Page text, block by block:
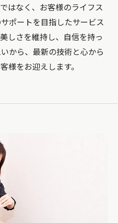
はなく、お客様のライフス
ポートを目指したサービス
しさを維持し、自信を持っ
から、最新の技術と心から
様をお迎えします。